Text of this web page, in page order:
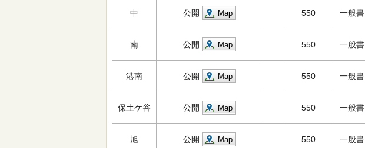
中 公開 Map 550 一般書
南 公開 Map 550 一般書
港南 公開 Map 550 一般書
保土ケ谷 公開 Map 550 一般書
旭 公開 Map 550 一般書